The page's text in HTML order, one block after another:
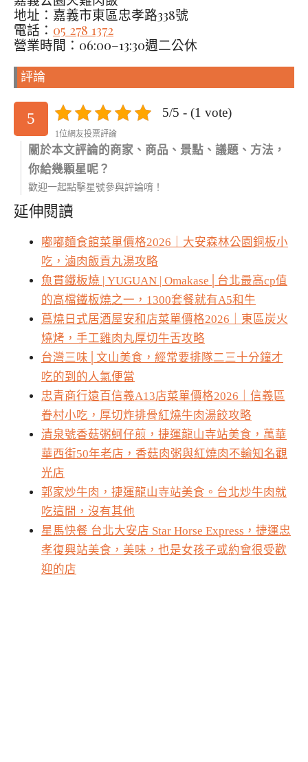
地址：嘉義市東區忠孝路338號
電話： 05 278 1372
營業時間：06:00–13:30週二公休
評論
5 5/5 - (1 vote)
1位網友投票評論
關於本文評論的商家、商品、景點、議題、方法，
你給幾顆星呢？
歡迎一起點擊星號參與評論唷！
延伸閱讀
嘟嘟麵食館菜單價格2026｜大安森林公園銅板小
吃，滷肉飯貢丸湯攻略
魚貫鐵板燒 | YUGUAN | Omakase│台北最高cp值
的高檔鐵板燒之一，1300套餐就有A5和牛
蔦燒日式居酒屋安和店菜單價格2026｜東區炭火
燒烤，手工雞肉丸厚切牛舌攻略
台灣三味│文山美食，經常要排隊二三十分鐘才
吃的到的人氣便當
忠青商行遠百信義A13店菜單價格2026｜信義區
眷村小吃，厚切炸排骨紅燒牛肉湯餃攻略
清泉號香菇粥蚵仔煎，捷運龍山寺站美食，萬華
華西街50年老店，香菇肉粥與紅燒肉不輸知名觀
光店
郭家炒牛肉，捷運龍山寺站美食。台北炒牛肉就
吃這間，沒有其他
星馬快餐 台北大安店 Star Horse Express，捷運忠
孝復興站美食，美味，也是女孩子或約會很受歡
迎的店